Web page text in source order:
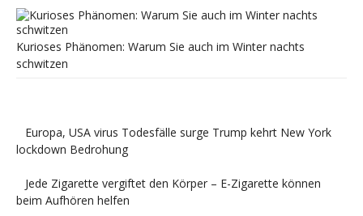
Kurioses Phänomen: Warum Sie auch im Winter nachts
schwitzen
Europa, USA virus Todesfälle surge Trump kehrt New York
lockdown Bedrohung
Jede Zigarette vergiftet den Körper – E-Zigarette können
beim Aufhören helfen